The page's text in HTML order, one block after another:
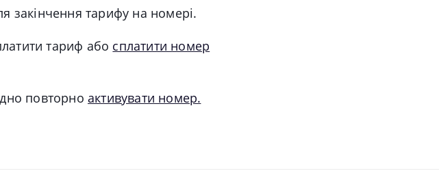
закінчення тарифу на номері.
тариф або сплатити номер
повторноактивувати номер.